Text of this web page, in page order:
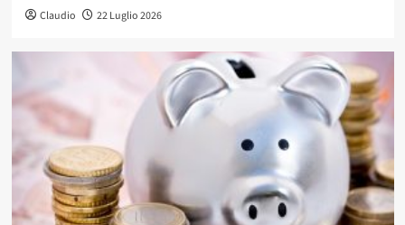
Claudio 22 Luglio 2026